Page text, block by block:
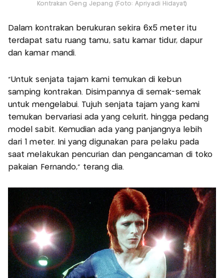
Kontrakan Geng Jepang (Foto: Apriyadi Hidayat)
Dalam kontrakan berukuran sekira 6x5 meter itu
terdapat satu ruang tamu, satu kamar tidur, dapur
dan kamar mandi.
"Untuk senjata tajam kami temukan di kebun
samping kontrakan. Disimpannya di semak-semak
untuk mengelabui. Tujuh senjata tajam yang kami
temukan bervariasi ada yang celurit, hingga pedang
model sabit. Kemudian ada yang panjangnya lebih
dari 1 meter. Ini yang digunakan para pelaku pada
saat melakukan pencurian dan pengancaman di toko
pakaian Fernando," terang dia.